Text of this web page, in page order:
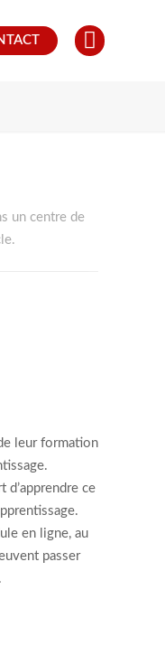
un centre de
leur formation
d’apprendre ce
en ligne, au
passer